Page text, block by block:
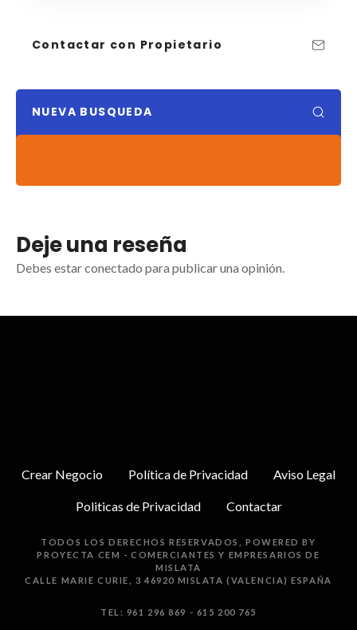
Contactar con Propietario
NUEVA BUSQUEDA
Deje una reseña
Debes estar conectado para publicar una opinión.
Crear Negocio Política de Privacidad Aviso Legal
Politicas de Privacidad Contactar
TODOS LOS DERECHOS RESERVADOS, POWERED BY
PROYECTA CEM - COMERCIANTES Y EMPRESARIOS DE
MISLATA
CALLE MARIE CURIE, 3 46920 MISLATA (VALENCIA) ESPAÑA
TEL: 961 296 869 - 615 200 765